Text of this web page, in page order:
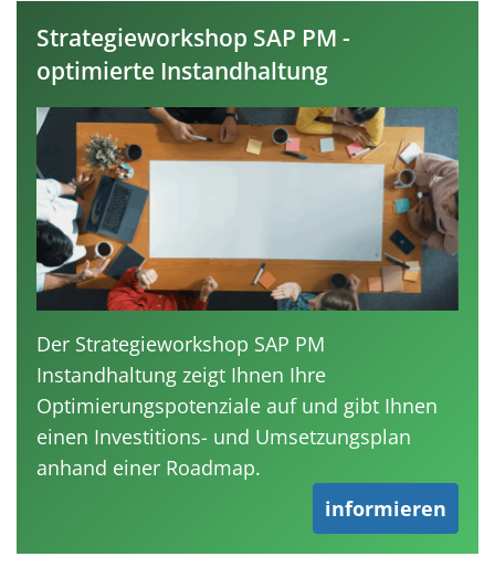
Strategieworkshop SAP PM -
optimierte Instandhaltung
Der Strategieworkshop SAP PM
Instandhaltung zeigt Ihnen Ihre
Optimierungspotenziale auf und gibt Ihnen
einen Investitions- und Umsetzungsplan
anhand einer Roadmap.
informieren